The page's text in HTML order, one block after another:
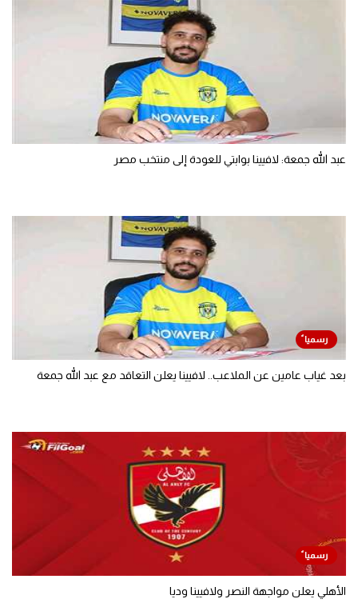
عبد الله جمعة: لافيينا بوابتي للعودة إلى منتخب مصر
بعد غياب عامين عن الملاعب.. لافيينا يعلن التعاقد مع عبد الله جمعة
الأهلي يعلن مواجهة النصر ولافيينا وديا